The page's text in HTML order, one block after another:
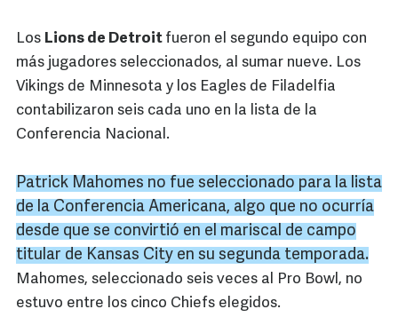
Los Lions de Detroit fueron el segundo equipo con
más jugadores seleccionados, al sumar nueve. Los
Vikings de Minnesota y los Eagles de Filadelfia
contabilizaron seis cada uno en la lista de la
Conferencia Nacional.
Patrick Mahomes no fue seleccionado para la lista
de la Conferencia Americana, algo que no ocurría
desde que se convirtió en el mariscal de campo
titular de Kansas City en su segunda temporada.
Mahomes, seleccionado seis veces al Pro Bowl, no
estuvo entre los cinco Chiefs elegidos.